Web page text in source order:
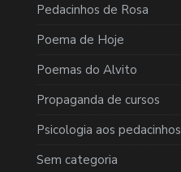
Pedacinhos de Rosa
Poema de Hoje
Poemas do Alvito
Propaganda de cursos
Psicologia aos pedacinhos
Sem categoria